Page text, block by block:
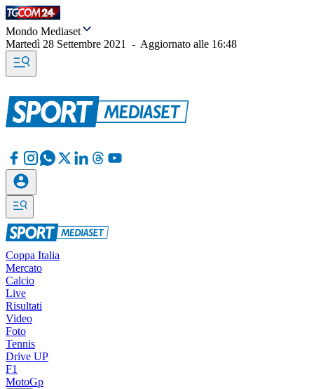
Mondo Mediaset
Martedì 28 Settembre 2021
- Aggiornato alle 16:48
Coppa Italia
Mercato
Calcio
Live
Risultati
Video
Foto
Tennis
Drive UP
F1
MotoGp